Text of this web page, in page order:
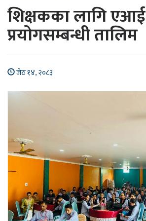
शिक्षकका लागि एआई
प्रयोगसम्बन्धी तालिम
जेठ १४, २०८३